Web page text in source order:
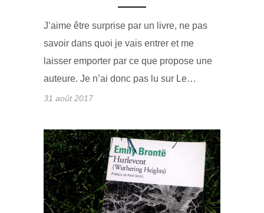
J’aime être surprise par un livre, ne pas
savoir dans quoi je vais entrer et me
laisser emporter par ce que propose une
auteure. Je n’ai donc pas lu sur Le…
31 août 2017